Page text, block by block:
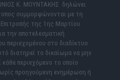
Κ. ΜΟΥΝΤΑΚΗΣ δηλώνει
συμμορφώνονται με τη
της 1ης Μαρτίου
την αποτελεσματική
περιεχομένου στο διαδίκτυο
διατηρεί το δικαίωμα να μην
κάθε περιεχόμενο το οποίο
προηγούμενη ενημέρωση ή